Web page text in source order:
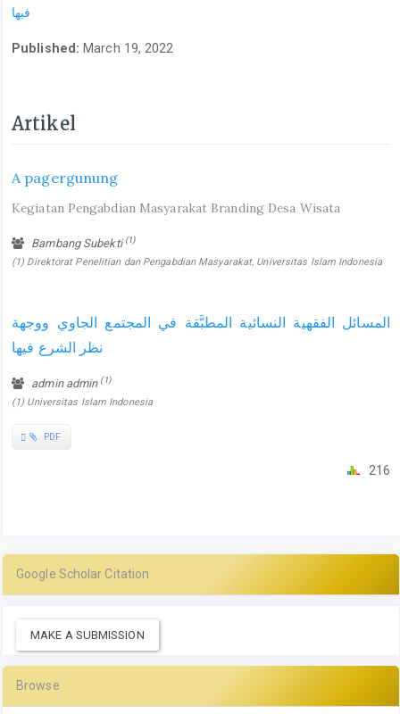
فيها
Published: March 19, 2022
Artikel
A pagergunung
Kegiatan Pengabdian Masyarakat Branding Desa Wisata
Bambang Subekti(1)
(1) Direktorat Penelitian dan Pengabdian Masyarakat, Universitas Islam Indonesia
المسائل الفقهية النسائية المطبَّقة في المجتمع الجاوي ووجهة
نظر الشرع فيها
admin admin (1)
(1) Universitas Islam Indonesia
Requires
PDF
216
Google Scholar Citation
MAKE A SUBMISSION
Browse